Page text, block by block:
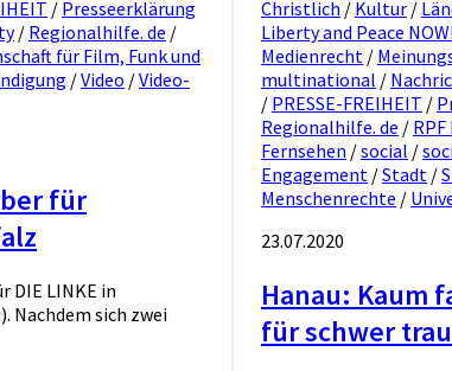
/ Presseerklärung
/ Regionalhilfe. de /
für Film, Funk und
/Video /Video-
für
DIE LINKE in
Nachdem sich zwei
Christlich / Kultur /
Liberty and Peace
Medienrecht /
multinational /
/ PRESSE-FREIHEIT /
Regionalhilfe. de /
Fernsehen /social /
Engagement /Stadt /
Menschenrechte /
23.07.2020
Hanau: Kaum
für schwer